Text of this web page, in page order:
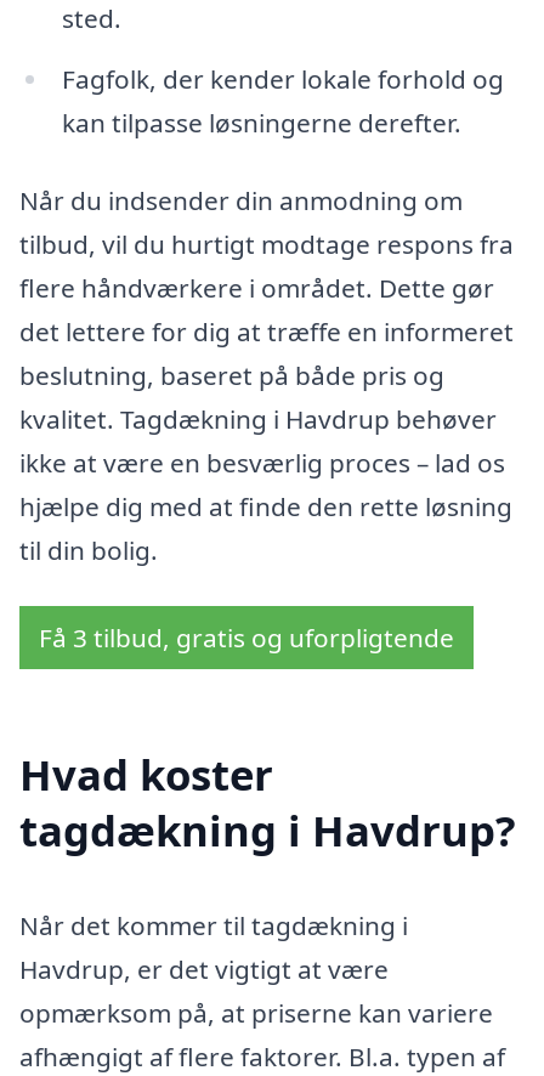
sted.
Fagfolk, der kender lokale forhold og
kan tilpasse løsningerne derefter.
Når du indsender din anmodning om
tilbud, vil du hurtigt modtage respons fra
flere håndværkere i området. Dette gør
det lettere for dig at træffe en informeret
beslutning, baseret på både pris og
kvalitet. Tagdækning i Havdrup behøver
ikke at være en besværlig proces – lad os
hjælpe dig med at finde den rette løsning
til din bolig.
Få 3 tilbud, gratis og uforpligtende
Hvad koster
tagdækning i Havdrup?
Når det kommer til tagdækning i
Havdrup, er det vigtigt at være
opmærksom på, at priserne kan variere
afhængigt af flere faktorer. Bl.a. typen af